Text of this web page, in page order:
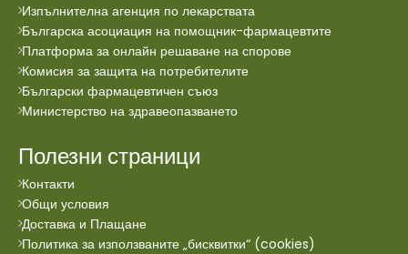
Изпълнителна агенция по лекарствата
Българска асоциация на помощник-фармацевтите
Платформа за онлайн решаване на спорове
Комисия за защита на потребителите
Български фармацевтичен съюз
Министерство на здравеопазването
Полезни страници
Контакти
Общи условия
Доставка и Плащане
Политика за използваните „бисквитки“ (cookies)